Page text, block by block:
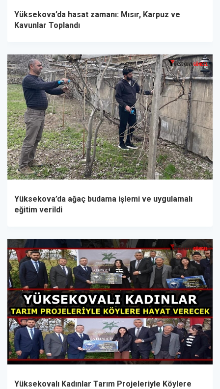
Yüksekova’da hasat zamanı: Mısır, Karpuz ve
Kavunlar Toplandı
Yüksekova’da ağaç budama işlemi ve uygulamalı
eğitim verildi
Yüksekovalı Kadınlar Tarım Projeleriyle Köylere